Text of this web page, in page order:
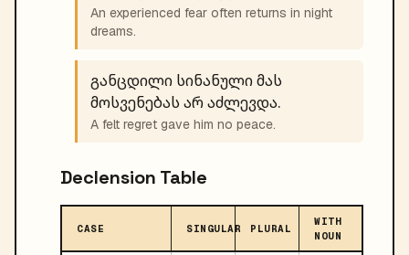
An experienced fear often returns in night
dreams.
განცდილი სინანული მას
მოსვენებას არ აძლევდა.
A felt regret gave him no peace.
Declension Table
CASE SINGULAR PLURAL
WITH
NOUN